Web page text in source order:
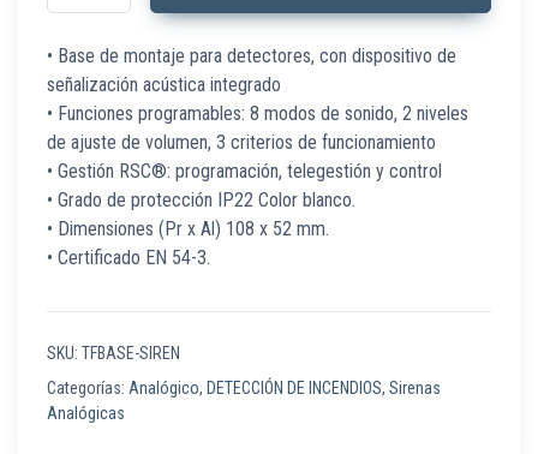
• Base de montaje para detectores, con dispositivo de
señalización acústica integrado
• Funciones programables: 8 modos de sonido, 2 niveles
de ajuste de volumen, 3 criterios de funcionamiento
• Gestión RSC®: programación, telegestión y control
• Grado de protección IP22 Color blanco.
• Dimensiones (Pr x Al) 108 x 52 mm.
• Certificado EN 54-3.
SKU: TFBASE-SIREN
Categorías: Analógico, DETECCIÓN DE INCENDIOS, Sirenas
Analógicas